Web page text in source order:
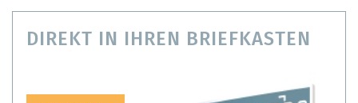
DIREKT IN IHREN BRIEFKASTEN